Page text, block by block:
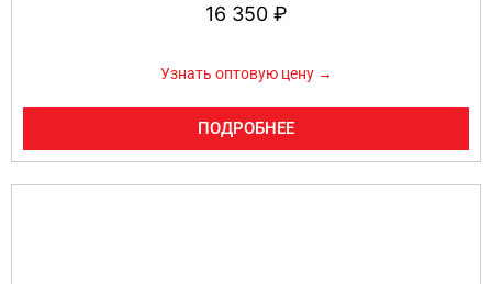
16 350 ₽
Узнать оптовую цену →
ПОДРОБНЕЕ